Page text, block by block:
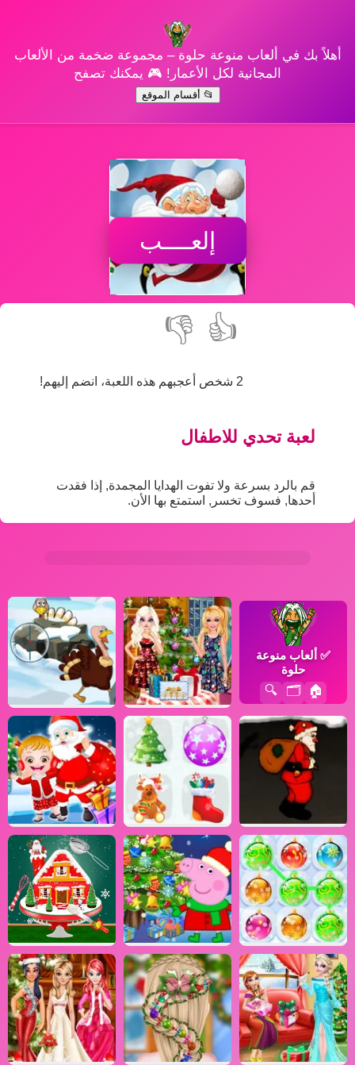
أهلاً بك في ألعاب منوعة حلوة – مجموعة ضخمة من الألعاب
المجانية لكل الأعمار! 🎮 يمكنك تصفح
📂 أقسام الموقع
إلعــــب
👍
👎
2 شخص أعجبهم هذه اللعبة، انضم إليهم!
لعبة تحدي للاطفال
قم بالرد بسرعة ولا تفوت الهدايا المجمدة, إذا فقدت
أحدها, فسوف تخسر, استمتع بها الأن.
✅ ألعاب منوعة
حلوة
🏠
🗂️
🔍